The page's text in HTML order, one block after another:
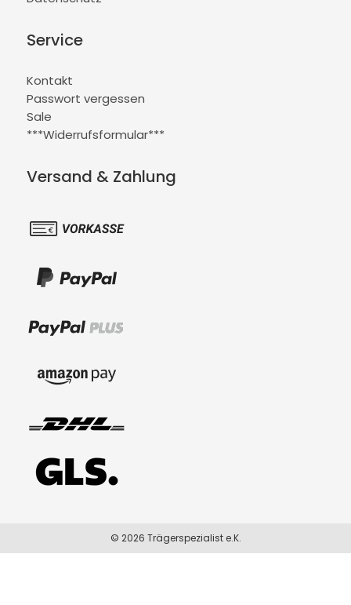
Service
Kontakt
Passwort vergessen
Sale
***Widerrufsformular***
Versand & Zahlung
© 2026 Trägerspezialist e.K.